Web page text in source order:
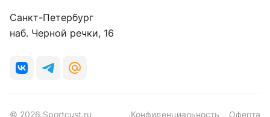
Санкт-Петербург
наб. Черной речки, 16
© 2026 Sportcust.ru Конфиденциальность Оферта